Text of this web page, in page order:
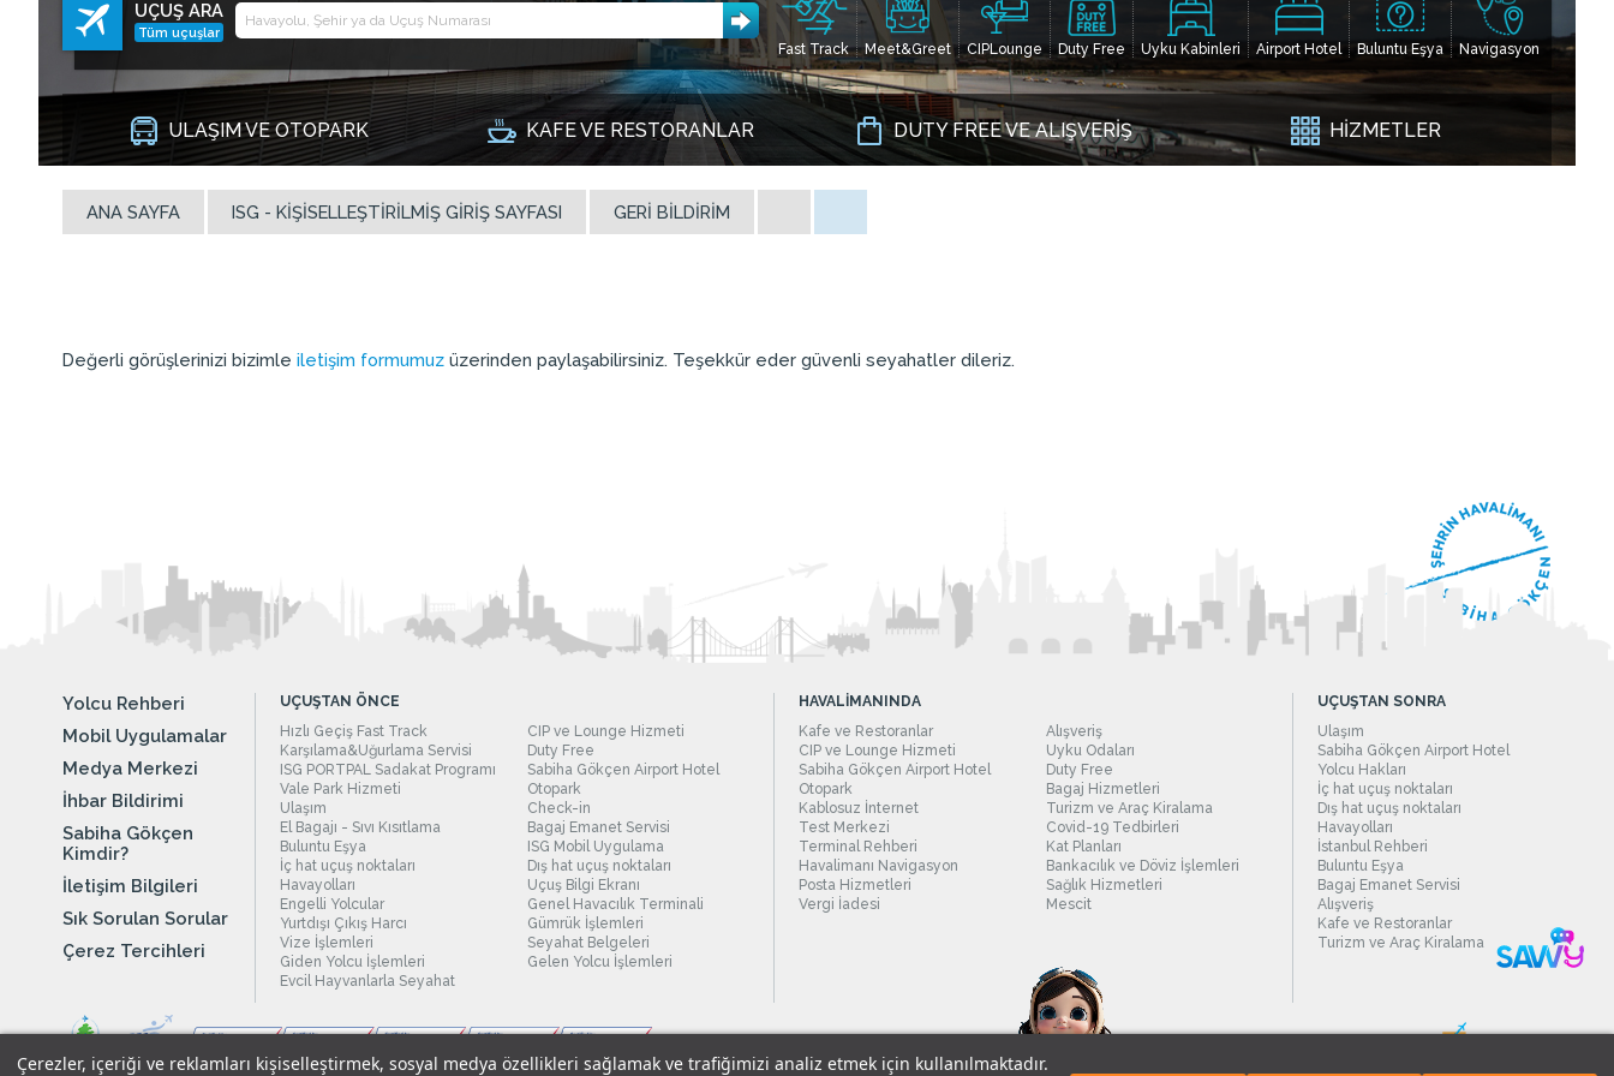
Çerezler, içeriği ve reklamları kişiselleştirmek, sosyal medya özellikleri sağlamak ve trafiğimizi analiz etmek için kullanılmaktadır.
UÇUŞ ARA
Tüm uçuşlar
Fast Track Meet&Greet CIPLounge Duty Free Uyku Kabinleri Airport Hotel Buluntu Eşya Navigasyon
ULAŞIM VE OTOPARK KAFE VE RESTORANLAR DUTY FREE VE ALIŞVERİŞ HİZMETLER
ANA SAYFA ISG - KIŞISELLEŞTIRILMIŞ GIRIŞ SAYFASI GERI BILDIRIM
Değerli görüşlerinizi bizimle iletişim formumuz üzerinden paylaşabilirsiniz. Teşekkür eder güvenli seyahatler dileriz.
Yolcu Rehberi
Mobil Uygulamalar
Medya Merkezi
İhbar Bildirimi
Sabiha Gökçen
Kimdir?
İletişim Bilgileri
Sık Sorulan Sorular
Çerez Tercihleri
UÇUŞTAN ÖNCE
Hızlı Geçiş Fast Track
CIP ve Lounge Hizmeti
Karşılama&Uğurlama Servisi
Duty Free
ISG PORTPAL Sadakat Programı
Sabiha Gökçen Airport Hotel
Vale Park Hizmeti
Otopark
Ulaşım
Check-in
El Bagajı - Sıvı Kısıtlama
Bagaj Emanet Servisi
Buluntu Eşya
ISG Mobil Uygulama
İç hat uçuş noktaları
Dış hat uçuş noktaları
Havayolları
Uçuş Bilgi Ekranı
Engelli Yolcular
Genel Havacılık Terminali
Yurtdışı Çıkış Harcı
Gümrük İşlemleri
Vize İşlemleri
Seyahat Belgeleri
Giden Yolcu İşlemleri
Gelen Yolcu İşlemleri
Evcil Hayvanlarla Seyahat
HAVALİMANINDA
Kafe ve Restoranlar
Alışveriş
CIP ve Lounge Hizmeti
Uyku Odaları
Sabiha Gökçen Airport Hotel
Duty Free
Otopark
Bagaj Hizmetleri
Kablosuz İnternet
Turizm ve Araç Kiralama
Test Merkezi
Covid-19 Tedbirleri
Terminal Rehberi
Kat Planları
Havalimanı Navigasyon
Bankacılık ve Döviz İşlemleri
Posta Hizmetleri
Sağlık Hizmetleri
Vergi İadesi
Mescit
UÇUŞTAN SONRA
Ulaşım
Sabiha Gökçen Airport Hotel
Yolcu Hakları
İç hat uçuş noktaları
Dış hat uçuş noktaları
Havayolları
İstanbul Rehberi
Buluntu Eşya
Bagaj Emanet Servisi
Alışveriş
Kafe ve Restoranlar
Turizm ve Araç Kiralama